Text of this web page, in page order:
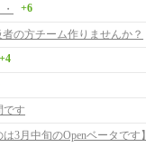
+6
の方チーム作りませんか？
+4
です
3月中旬のOpenベータです】